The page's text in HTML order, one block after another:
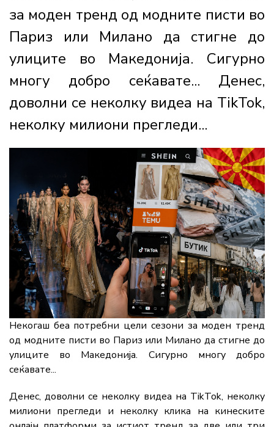
за моден тренд од модните писти во
Париз или Милано да стигне до
улиците во Македонија. Сигурно
многу добро сеќавате... Денес,
доволни се неколку видеа на TikTok,
неколку милиони прегледи...
Некогаш беа потребни цели сезони за моден тренд
од модните писти во Париз или Милано да стигне до
улиците во Македонија. Сигурно многу добро
сеќавате...
Денес, доволни се неколку видеа на TikTok, неколку
милиони прегледи и неколку клика на кинеските